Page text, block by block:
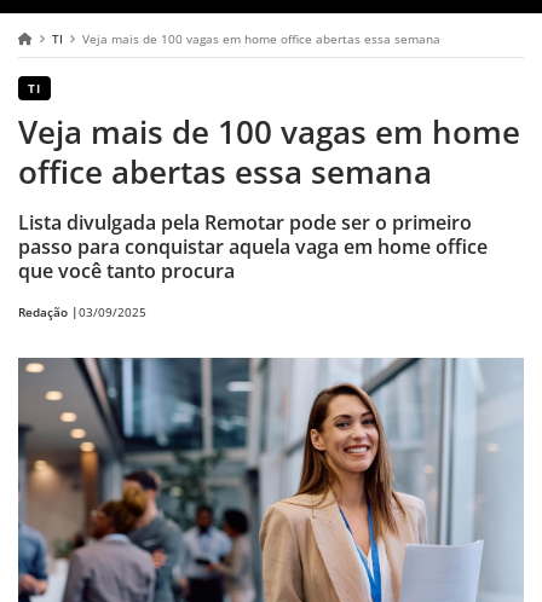
TI Veja mais de 100 vagas em home office abertas essa semana
TI
Veja mais de 100 vagas em home
office abertas essa semana
Lista divulgada pela Remotar pode ser o primeiro
passo para conquistar aquela vaga em home office
que você tanto procura
Redação |03/09/2025